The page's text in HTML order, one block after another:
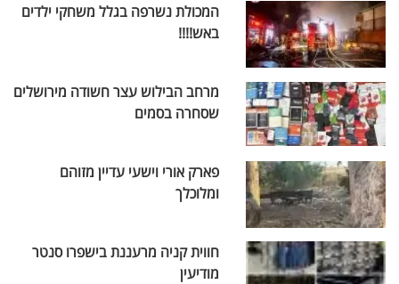
המכולת נשרפה בגלל משחקי ילדים
באש!!!!
מרחב הבילוש עצר חשודה מירושלים
שסחרה בסמים
פארק אורי וישעי עדיין מזוהם
ומלוכלך
חווית קניה מרעננת בישפרו סנטר
מודיעין